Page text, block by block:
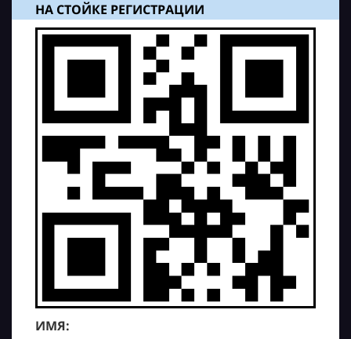
НА СТОЙКЕ РЕГИСТРАЦИИ
ИМЯ: